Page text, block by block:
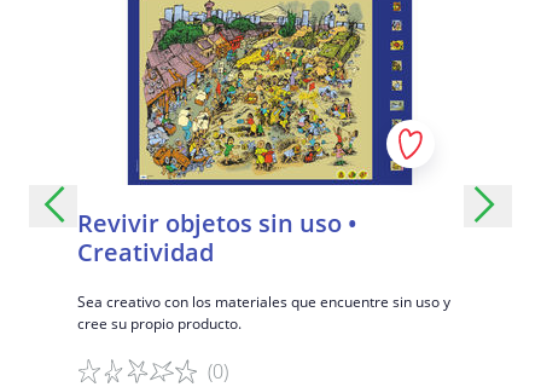
Revivir objetos sin uso •
Creatividad
Sea creativo con los materiales que encuentre sin uso y
cree su propio producto.
(0)